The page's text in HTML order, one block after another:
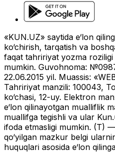
«KUN.UZ» saytida e‘lon
ko‘chirish, tarqatish va
faqat tahririyat yozma
mumkin. Guvohnoma:
22.06.2015 yil. Muassis:
Tahririyat manzili: 100043,
ko‘chasi, 12-uy. Elektron
e‘lon qilinayotgan mualliflik
muallifga tegishli va ular
ifoda etmasligi mumkin. (T)
qo‘yilgan mazkur belgi
huquqlari asosida e‘lon